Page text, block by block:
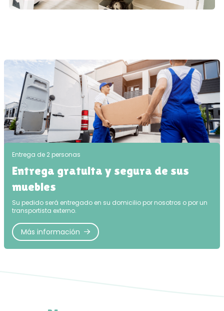
Entrega de 2 personas
Entrega gratuita y segura de sus
muebles
Su pedido será entregado en su domicilio por nosotros o por un
transportista externo.
Más información